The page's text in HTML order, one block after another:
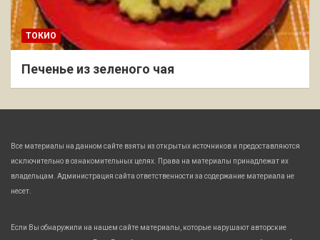
ТОКИО
Печенье из зеленого чая
Все материалы на данном сайте взяты из открытых источников и предоставляются
исключительно в ознакомительных целях. Права на материалы принадлежат их
владельцам. Администрация сайта ответственности за содержание материала не
несет.
Если Вы обнаружили на нашем сайте материалы, которые нарушают авторские